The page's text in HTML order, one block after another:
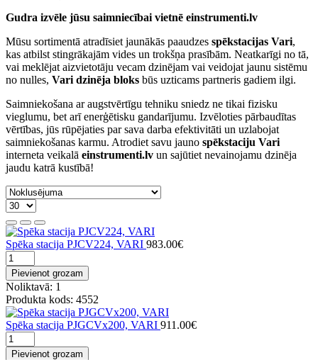
Gudra izvēle jūsu saimniecībai vietnē einstrumenti.lv
Mūsu sortimentā atradīsiet jaunākās paaudzes spēkstacijas Vari,
kas atbilst stingrākajām vides un trokšņa prasībām. Neatkarīgi no tā,
vai meklējat aizvietotāju vecam dzinējam vai veidojat jaunu sistēmu
no nulles, Vari dzinēja bloks būs uzticams partneris gadiem ilgi.
Saimniekošana ar augstvērtīgu tehniku sniedz ne tikai fizisku
vieglumu, bet arī enerģētisku gandarījumu. Izvēloties pārbaudītas
vērtības, jūs rūpējaties par sava darba efektivitāti un uzlabojat
saimniekošanas karmu. Atrodiet savu jauno spēkstaciju Vari
interneta veikalā einstrumenti.lv un sajūtiet nevainojamu dzinēja
jaudu katrā kustībā!
Spēka stacija PJCV224, VARI 983.00€
Pievienot grozam
Noliktavā: 1
Produkta kods: 4552
Spēka stacija PJGCVx200, VARI 911.00€
Pievienot grozam